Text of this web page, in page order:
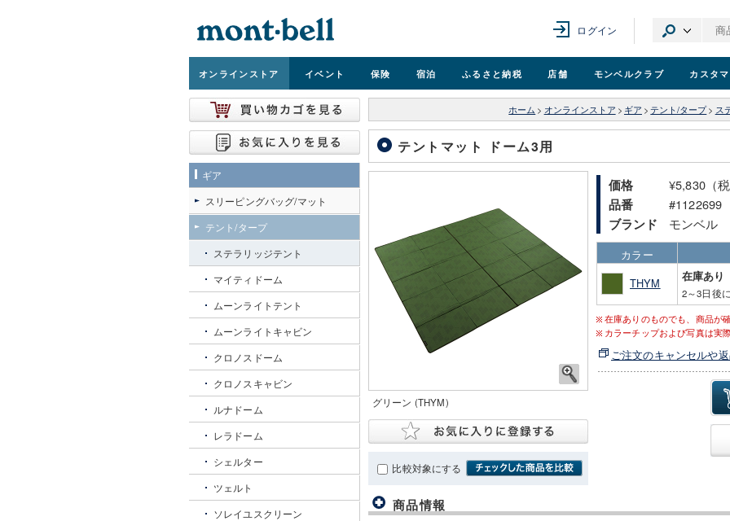
ログイン
オンラインストア イベント 保険 宿泊 ふるさと納税 店舗 モンベルクラブ カスタ
ホーム > オンラインストア > ギア > テント/タープ> ス
テントマット ドーム3用
グリーン (THYM)
比較対象にする
価格 ¥5,830（
品番 #1122699
ブランド モンベル
カラー
THYM
在庫あり
2～3日後
在庫ありのものでも、商品が
カラーチップおよび写真は実
ご注文のキャンセルや
商品情報
ギア
スリーピングバッグ/マット
テント/タープ
ステラリッジテント
マイティドーム
ムーンライトテント
ムーンライトキャビン
クロノスドーム
クロノスキャビン
ルナドーム
レラドーム
シェルター
ツェルト
ソレイユスクリーン